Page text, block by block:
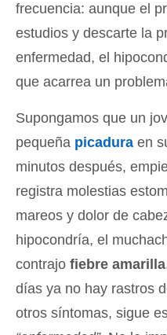
frecuencia: aunque el
estudios y descarte la
enfermedad, el
que acarrea un
Supongamos que un
pequeña picadura en
minutos después,
registra molestias
mareos y dolor de
hipocondría, el
contrajo fiebre amarilla
días ya no hay rastros
otros síntomas, sigue